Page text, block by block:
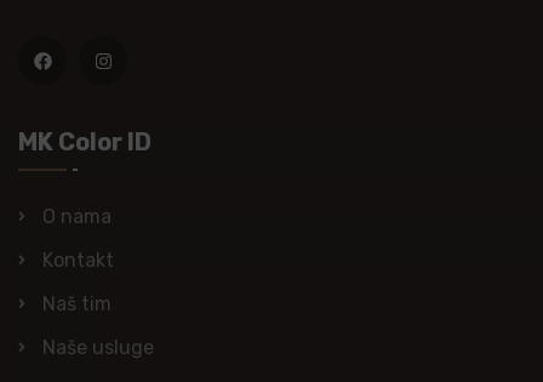
MK Color ID
O nama
Kontakt
Naš tim
Naše usluge